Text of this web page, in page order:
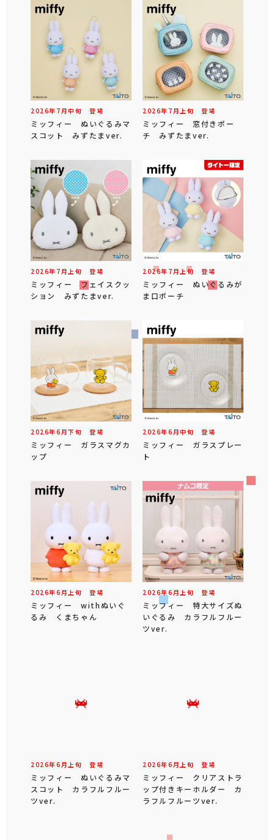
2026年 7 月中旬 登場
ミッフィー ぬいぐるみマ
スコット みずたまver.
2026年 7 月 上旬 登場
ミッフィー 窓付きポー
チ みずたまver.
2026年 7 月 上旬 登場
ミッフィー フェイスクッ
ション みずたまver.
2026年 7 月 上旬 登場
ミッフィー ぬいぐるみが
ま口ポーチ
2026年6 月下旬 登場
ミッフィー ガラスマグカ
ップ
2026年6 月中旬 登場
ミッフィー ガラスプレー
ト
2026年6 月 上旬 登場
ミッフィー withぬいぐ
るみ くまちゃん
2026年6 月 上旬 登場
ミッフィー 特大サイズぬ
いぐるみ カラフルフルー
ツver.
2026年6 月 上旬 登場
ミッフィー ぬいぐるみマ
スコット カラフルフルー
ツver.
2026年6 月 上旬 登場
ミッフィー クリアストラ
ップ付きキーホルダー カ
ラフルフルーツver.